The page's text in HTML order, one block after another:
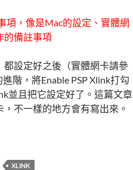
項，像是Mac的設定、實體網
的備註事項
設定好之後（實體網卡請參
階，將Enable PSP Xlink打勾
並且把它設定好了。這篇文章
不一樣的地方會有寫出來。
線 三→XLink下載、安裝與設定
XLINK